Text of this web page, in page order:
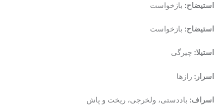
استیضاح: بازخواست
استیضاح: بازخواست
استیلا: چیرگی
اسرار: رازها
اسراف: باددستی، ولخرجی، ریخت و پاش